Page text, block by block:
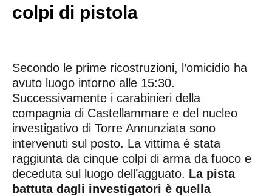
colpi di pistola
Secondo le prime ricostruzioni, l’omicidio ha
avuto luogo intorno alle 15:30.
Successivamente i carabinieri della
compagnia di Castellammare e del nucleo
investigativo di Torre Annunziata sono
intervenuti sul posto. La vittima è stata
raggiunta da cinque colpi di arma da fuoco e
deceduta sul luogo dell’agguato. La pista
battuta dagli investigatori è quella